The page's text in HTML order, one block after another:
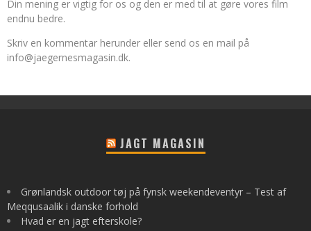
Din mening er vigtig for os og den er med til at gøre vores film
endnu bedre.
Skriv en kommentar herunder eller send os en mail på
info@jaegernesmagasin.dk.
JAGT MAGASIN
Grønlandsk outdoor tøj på fynsk weekendeventyr – Test af
Meqqusaalik i danske forhold
Hvad er en jagt efterskole?